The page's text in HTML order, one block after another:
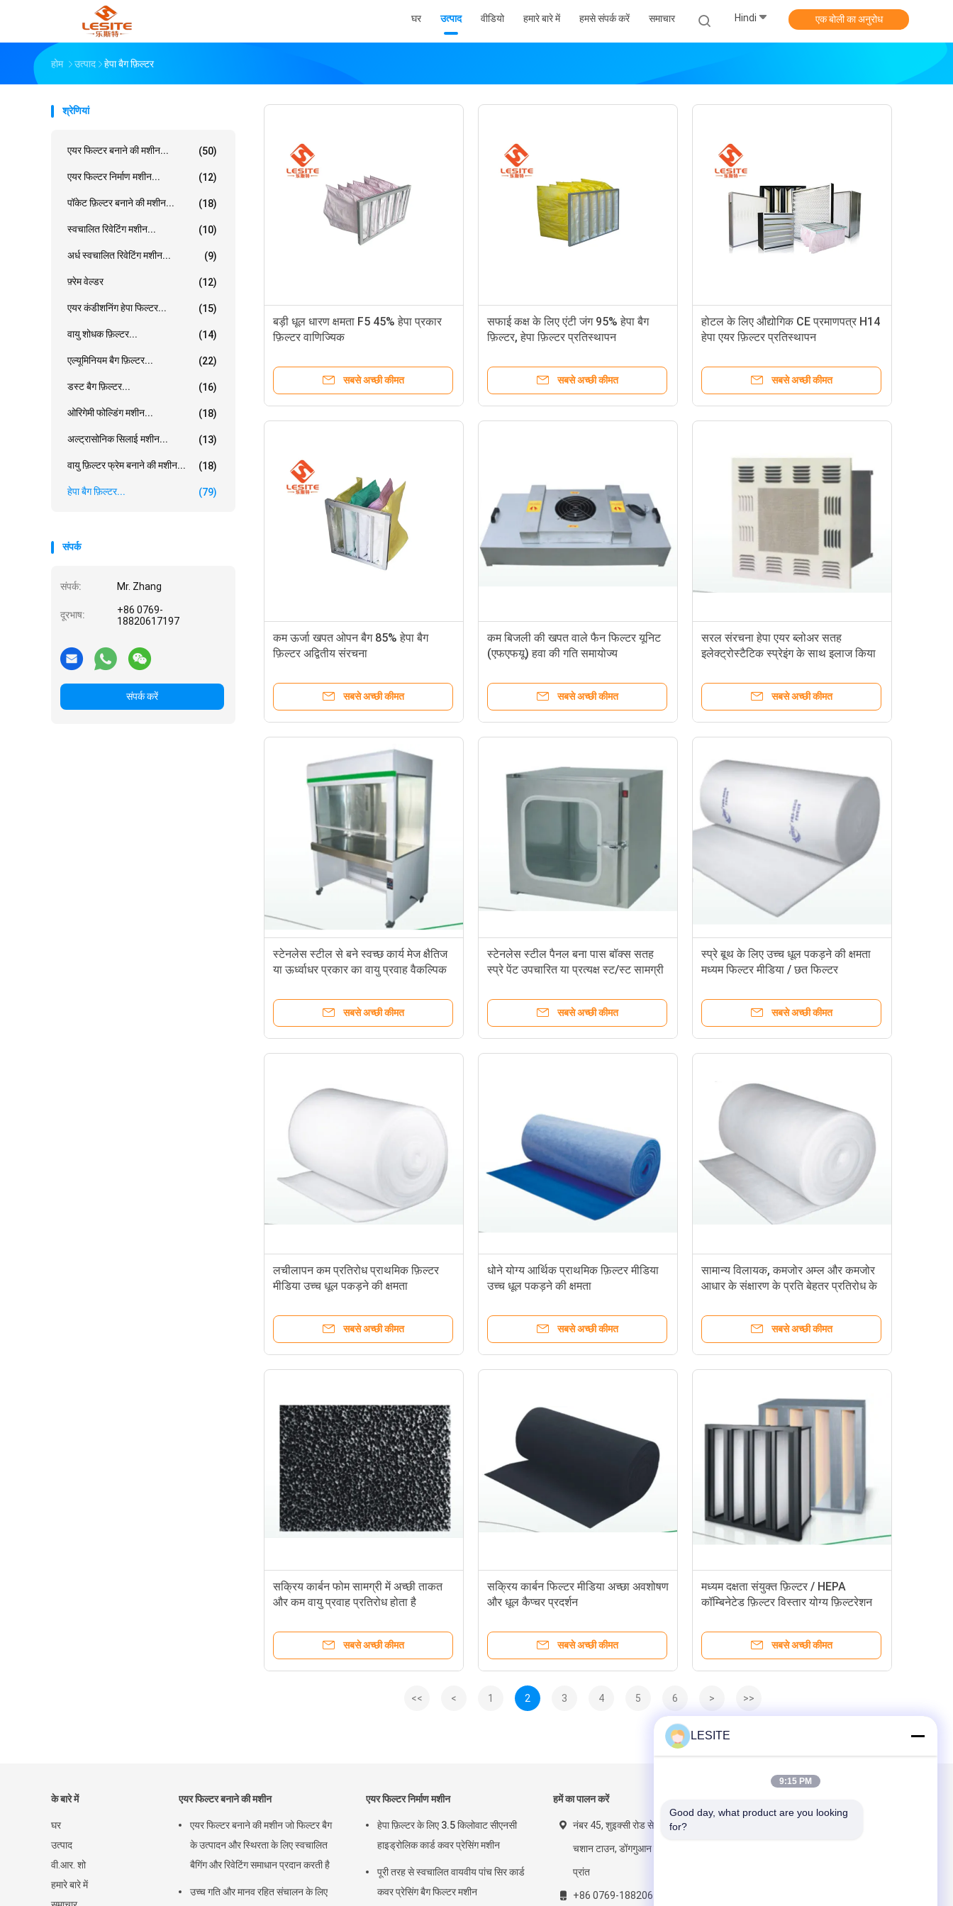
घर उत्पाद वीडियो हमारे बारे में हमसे संपर्क करें समाचार Hindi एक बोली का अनुरोध
होम उत्पाद हेपा बैग फ़िल्टर
श्रेणियां
एयर फिल्टर बनाने की मशीन... (50)
एयर फिल्टर निर्माण मशीन... (12)
पॉकेट फ़िल्टर बनाने की मशीन... (18)
स्वचालित रिवेटिंग मशीन... (10)
अर्ध स्वचालित रिवेटिंग मशीन... (9)
फ़्रेम वेल्डर (12)
एयर कंडीशनिंग हेपा फिल्टर... (15)
वायु शोधक फ़िल्टर... (14)
एल्यूमिनियम बैग फ़िल्टर... (22)
डस्ट बैग फ़िल्टर... (16)
ओरिगेमी फोल्डिंग मशीन... (18)
अल्ट्रासोनिक सिलाई मशीन... (13)
वायु फ़िल्टर फ्रेम बनाने की मशीन... (18)
हेपा बैग फ़िल्टर... (79)
संपर्क
संपर्क: Mr. Zhang
दूरभाष:
+86 0769-
18820617197
संपर्क करें
बड़ी धूल धारण क्षमता F5 45% हेपा प्रकार
फ़िल्टर वाणिज्यिक
सबसे अच्छी कीमत
सफाई कक्ष के लिए एंटी जंग 95% हेपा बैग
फ़िल्टर, हेपा फ़िल्टर प्रतिस्थापन
सबसे अच्छी कीमत
होटल के लिए औद्योगिक CE प्रमाणपत्र H14
हेपा एयर फ़िल्टर प्रतिस्थापन
सबसे अच्छी कीमत
कम ऊर्जा खपत ओपन बैग 85% हेपा बैग
फ़िल्टर अद्वितीय संरचना
सबसे अच्छी कीमत
कम बिजली की खपत वाले फैन फिल्टर यूनिट
(एफएफयू) हवा की गति समायोज्य
सबसे अच्छी कीमत
सरल संरचना हेपा एयर ब्लोअर सतह
इलेक्ट्रोस्टैटिक स्प्रेइंग के साथ इलाज किया
सबसे अच्छी कीमत
स्टेनलेस स्टील से बने स्वच्छ कार्य मेज क्षैतिज
या ऊर्ध्वाधर प्रकार का वायु प्रवाह वैकल्पिक
सबसे अच्छी कीमत
स्टेनलेस स्टील पैनल बना पास बॉक्स सतह
स्प्रे पेंट उपचारित या प्रत्यक्ष स्ट/स्ट सामग्री
सबसे अच्छी कीमत
स्प्रे बूथ के लिए उच्च धूल पकड़ने की क्षमता
मध्यम फिल्टर मीडिया / छत फिल्टर
सबसे अच्छी कीमत
लचीलापन कम प्रतिरोध प्राथमिक फ़िल्टर
मीडिया उच्च धूल पकड़ने की क्षमता
सबसे अच्छी कीमत
धोने योग्य आर्थिक प्राथमिक फ़िल्टर मीडिया
उच्च धूल पकड़ने की क्षमता
सबसे अच्छी कीमत
सामान्य विलायक, कमजोर अम्ल और कमजोर
आधार के संक्षारण के प्रति बेहतर प्रतिरोध के
सबसे अच्छी कीमत
सक्रिय कार्बन फोम सामग्री में अच्छी ताकत
और कम वायु प्रवाह प्रतिरोध होता है
सबसे अच्छी कीमत
सक्रिय कार्बन फिल्टर मीडिया अच्छा अवशोषण
और धूल कैप्चर प्रदर्शन
सबसे अच्छी कीमत
मध्यम दक्षता संयुक्त फ़िल्टर / HEPA
कॉम्बिनेटेड फ़िल्टर विस्तार योग्य फ़िल्टरेशन
सबसे अच्छी कीमत
<< < 1 2 3 4 5 6 > >>
के बारे में
घर
उत्पाद
वी.आर. शो
हमारे बारे में
एयर फिल्टर बनाने की मशीन
एयर फिल्टर बनाने की मशीन जो फिल्टर बैग
के उत्पादन और स्थिरता के लिए स्वचालित
बैगिंग और रिवेटिंग समाधान प्रदान करती है
उच्च गति और मानव रहित संचालन के लिए
एयर फिल्टर निर्माण मशीन
हेपा फ़िल्टर के लिए 3.5 किलोवाट सीएनसी
हाइड्रोलिक कार्ड कवर प्रेसिंग मशीन
पूरी तरह से स्वचालित वायवीय पांच सिर कार्ड
कवर प्रेसिंग बैग फिल्टर मशीन
हमें का पालन करें
नंबर 45, शुइक्सी रोड सेक्शन, हांक्सी,
चशान टाउन, डोंगगुआन सिटी, ग्वांगडोंग
प्रांत
+86 0769-18820617197
LESITE
9:15 PM
Good day, what product are you looking
for?